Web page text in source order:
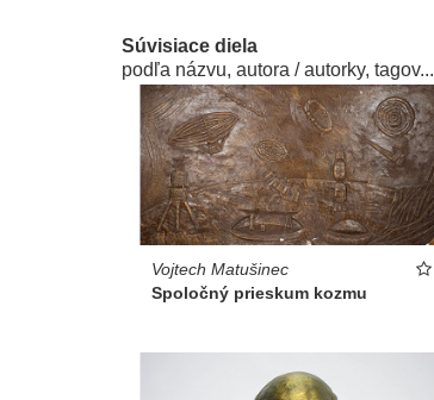
Súvisiace diela
podľa názvu, autora / autorky, tagov...
Vojtech Matušinec
Spoločný prieskum kozmu